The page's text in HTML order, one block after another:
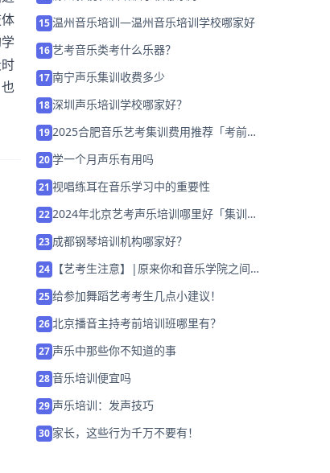
15温州音乐培训—温州音乐培训学校哪家好
16艺考音乐类考什么乐器？
17南宁声乐集训收费多少
18深圳声乐培训学校哪家好？
192025合肥音乐艺考集训费用推荐「考前集
20学一个月声乐有用吗
21 视唱练耳在音乐学习中的重要性
222024年北京艺考声乐培训哪里好「集训营
23 成都钢琴培训机构哪家好？
24
【艺考生注意】|原来你和音乐学院之间
25给参加舞蹈艺考考生几点小建议！
26北京播音主持考前培训班哪里有？
27 声乐中那些你不知道的事
28音乐培训便宜吗
29 声乐培训：发声技巧
30 家长，这些行为千万不要有！